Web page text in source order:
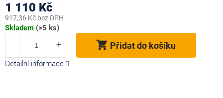
1 110 Kč
917,36 Kč bez DPH
Měrná
Skladem (>5 ks)
Přidat do košíku
Detailní informace